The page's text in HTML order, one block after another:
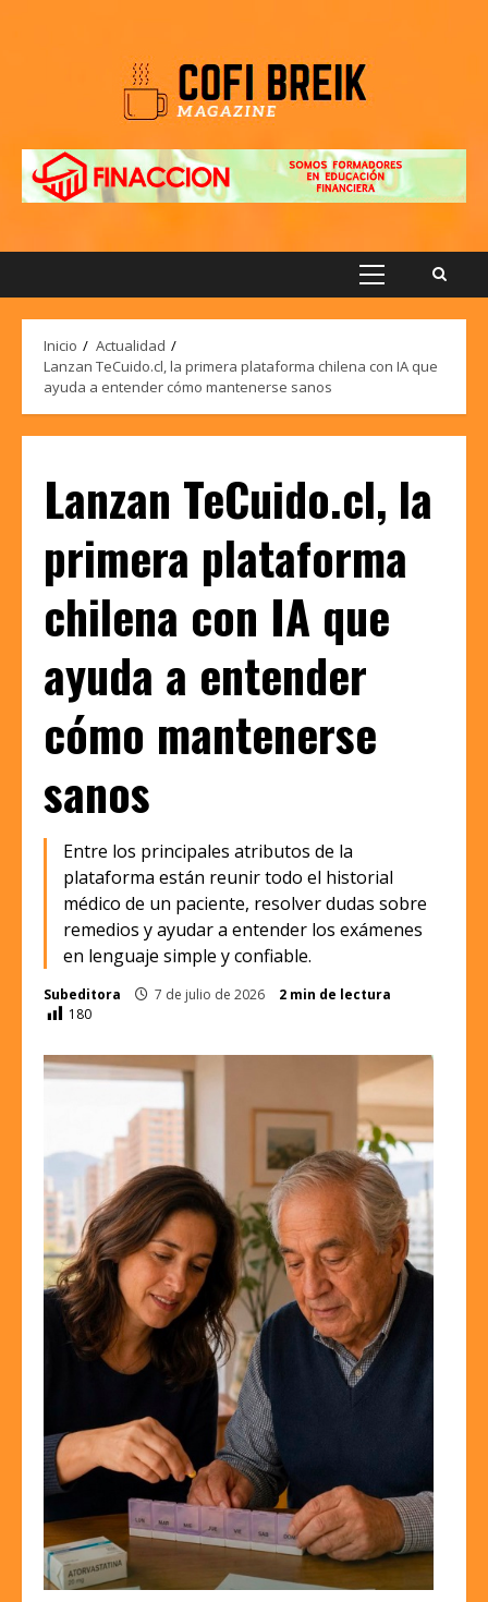
Menú
Inicio
Actualidad
Lanzan TeCuido.cl, la primera plataforma chilena con IA que
ayuda a entender cómo mantenerse sanos
Lanzan TeCuido.cl, la
primera plataforma
chilena con IA que
ayuda a entender
cómo mantenerse
sanos
Entre los principales atributos de la
plataforma están reunir todo el historial
médico de un paciente, resolver dudas sobre
remedios y ayudar a entender los exámenes
en lenguaje simple y confiable.
Subeditora 7 de julio de 2026
2 min de lectura
180